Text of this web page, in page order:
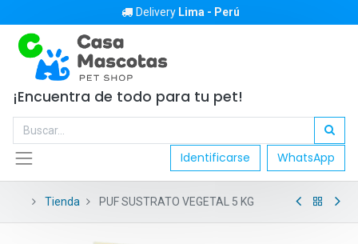
Delivery Lima - Perú
¡Encuentra de todo para tu pet!
Identificarse WhatsApp
Tienda PUF SUSTRATO VEGETAL 5 KG